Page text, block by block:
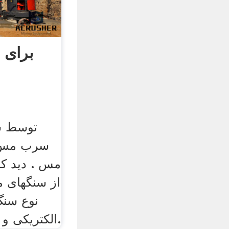
برای
توسط
سرب
مس . دید
از سنگهای
نوع
الکتریکی و عیار سنگ معدن دارد.